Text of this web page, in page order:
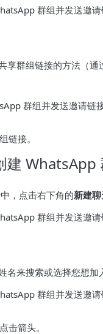
享群组链接的方法（
链接。
WhatsApp
，点击右下角的新建
名来搜索或选择您想加
击箭头。